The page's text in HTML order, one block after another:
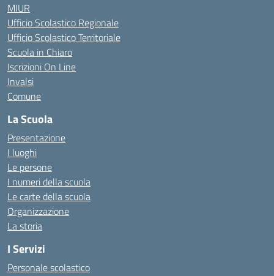
MIUR
Ufficio Scolastico Regionale
Ufficio Scolastico Territoriale
Scuola in Chiaro
Iscrizioni On Line
Invalsi
Comune
La Scuola
Presentazione
I luoghi
Le persone
I numeri della scuola
Le carte della scuola
Organizzazione
La storia
I Servizi
Personale scolastico